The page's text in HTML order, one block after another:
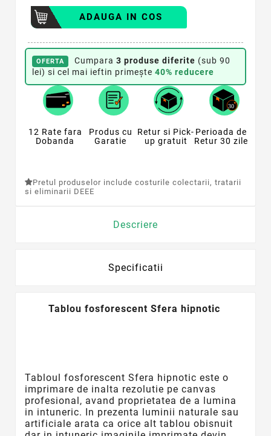
ADAUGA IN COS
OFERTA Cumpara 3 produse diferite (sub 90
lei) si cel mai ieftin primește 40% reducere
12 Rate fara
Dobanda
Produs cu
Garatie
Retur si Pick-
up gratuit
Perioada de
Retur 30 zile
Pretul produselor include costurile colectarii, tratarii
si eliminarii DEEE
Descriere
Specificatii
Tablou fosforescent Sfera hipnotic
Tabloul fosforescent Sfera hipnotic este o
imprimare de inalta rezolutie pe canvas
profesional, avand proprietatea de a lumina
in intuneric. In prezenta luminii naturale sau
artificiale arata ca orice alt tablou obisnuit